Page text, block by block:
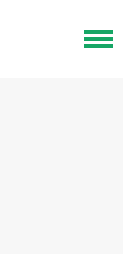
Visa
meny